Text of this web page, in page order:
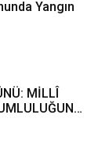
Yangın
MİLLÎ